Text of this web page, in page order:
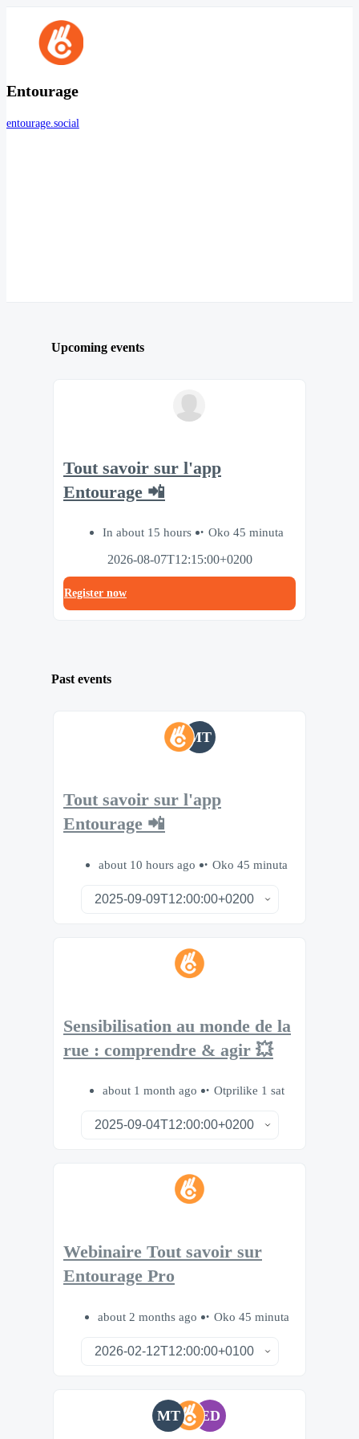
Entourage
entourage.social
Upcoming events
Tout savoir sur l'app
Entourage 📲
In about 15 hours
Oko 45 minuta
2026-08-07T12:15:00+0200
Register now
Past events
MT
Tout savoir sur l'app
Entourage 📲
about 10 hours ago Oko 45 minuta
Sensibilisation au monde de la
rue : comprendre & agir 💥
about 1 month ago Otprilike 1 sat
Webinaire Tout savoir sur
Entourage Pro
about 2 months ago Oko 45 minuta
MT ED